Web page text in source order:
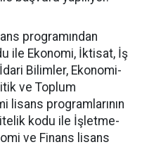
programından
ile Ekonomi, İktisat, İş
Bilimler, Ekonomi-
ve Toplum
lisans programlarının
kodu ile İşletme-
ve Finans lisans